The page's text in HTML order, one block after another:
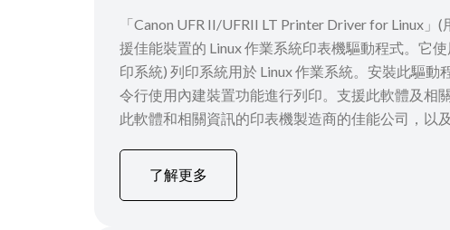
「Canon UFR II/UFRII LT Printer Driver for Linux
援佳能裝置的 Linux 作業系統印表機驅動程式。它
印系統) 列印系統用於 Linux 作業系統。安裝此驅
令行使用內建裝置功能進行列印。支援此軟體及相
此軟體和相關資訊的印表機製造商的佳能公司，以
了解更多